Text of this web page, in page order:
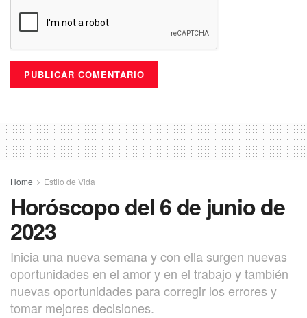
Home Estilo de Vida
Horóscopo del 6 de junio de
2023
Inicia una nueva semana y con ella surgen nuevas
oportunidades en el amor y en el trabajo y también
nuevas oportunidades para corregir los errores y
tomar mejores decisiones.